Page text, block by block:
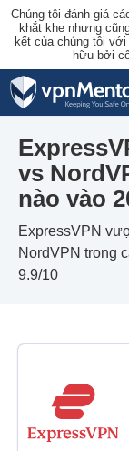
Chúng tôi đánh giá
khắt khe nhưng
kết của chúng tôi
hữu bởi
vs
nào vào
ExpressVPN
NordVPN trong
9.9/10